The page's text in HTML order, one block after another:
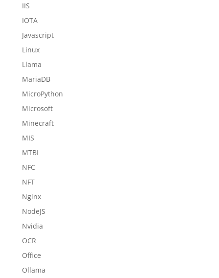
IIS
IOTA
Javascript
Linux
Llama
MariaDB
MicroPython
Microsoft
Minecraft
MIS
MTBI
NFC
NFT
Nginx
NodeJS
Nvidia
OCR
Office
Ollama